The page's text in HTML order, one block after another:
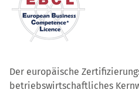
Der europäische
betriebswirtschaftliches